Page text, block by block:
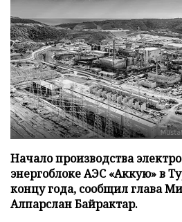
Начало производства
энергоблоке АЭС «Аккую» в
концу года, сообщил глава
Алпарслан Байрактар.